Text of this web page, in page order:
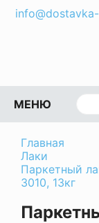
МЕНЮ
Главная
Лаки
Паркетный
3010, 13кг